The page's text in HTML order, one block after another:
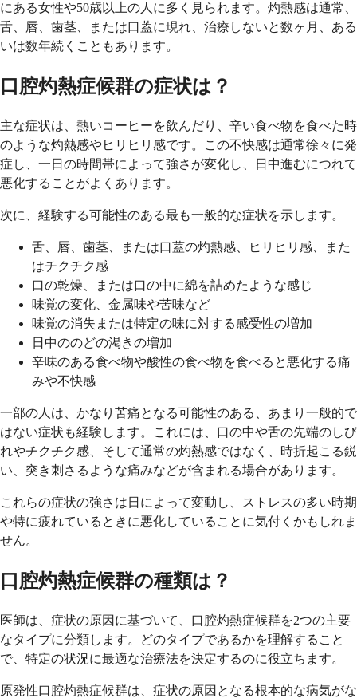
にある女性や50歳以上の人に多く見られます。灼熱感は通常、
舌、唇、歯茎、または口蓋に現れ、治療しないと数ヶ月、ある
いは数年続くこともあります。
口腔灼熱症候群の症状は？
主な症状は、熱いコーヒーを飲んだり、辛い食べ物を食べた時
のような灼熱感やヒリヒリ感です。この不快感は通常徐々に発
症し、一日の時間帯によって強さが変化し、日中進むにつれて
悪化することがよくあります。
次に、経験する可能性のある最も一般的な症状を示します。
舌、唇、歯茎、または口蓋の灼熱感、ヒリヒリ感、また
はチクチク感
口の乾燥、または口の中に綿を詰めたような感じ
味覚の変化、金属味や苦味など
味覚の消失または特定の味に対する感受性の増加
日中ののどの渇きの増加
辛味のある食べ物や酸性の食べ物を食べると悪化する痛
みや不快感
一部の人は、かなり苦痛となる可能性のある、あまり一般的で
はない症状も経験します。これには、口の中や舌の先端のしび
れやチクチク感、そして通常の灼熱感ではなく、時折起こる鋭
い、突き刺さるような痛みなどが含まれる場合があります。
これらの症状の強さは日によって変動し、ストレスの多い時期
や特に疲れているときに悪化していることに気付くかもしれま
せん。
口腔灼熱症候群の種類は？
医師は、症状の原因に基づいて、口腔灼熱症候群を2つの主要
なタイプに分類します。どのタイプであるかを理解すること
で、特定の状況に最適な治療法を決定するのに役立ちます。
原発性口腔灼熱症候群は、症状の原因となる根本的な病気がな